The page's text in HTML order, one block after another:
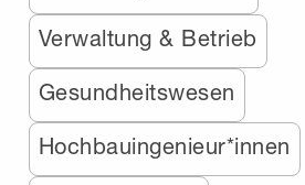
Verwaltung & Betrieb
Gesundheitswesen
Hochbauingenieur*innen